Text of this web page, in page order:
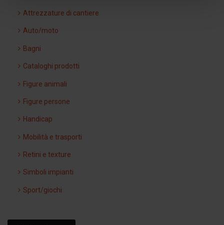
Attrezzature di cantiere
Auto/moto
Bagni
Cataloghi prodotti
Figure animali
Figure persone
Handicap
Mobilità e trasporti
Retini e texture
Simboli impianti
Sport/giochi